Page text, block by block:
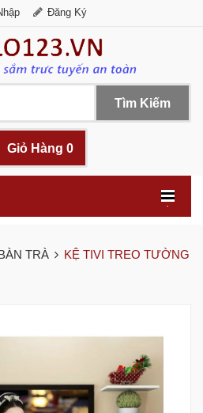
Đăng Ký
Tìm Kiếm
Giỏ Hàng 0
.
TRÀ
KỆ TIVI TREO TƯỜNG